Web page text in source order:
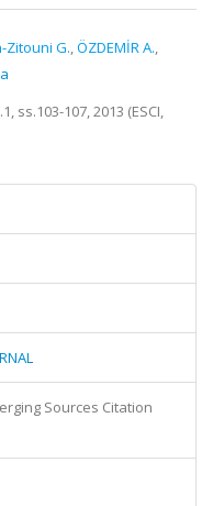
Zitouni G.,ÖZDEMİR A.,
ss.103-107, 2013 (ESCI,
Sources Citation